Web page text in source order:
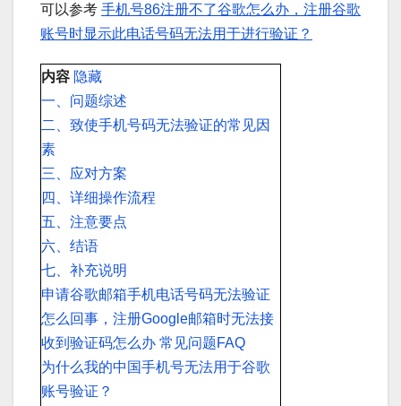
可以参考 手机号86注册不了谷歌怎么办，注册谷歌
账号时显示此电话号码无法用于进行验证？
内容 隐藏
一、问题综述
二、致使手机号码无法验证的常见因
素
三、应对方案
四、详细操作流程
五、注意要点
六、结语
七、补充说明
申请谷歌邮箱手机电话号码无法验证
怎么回事，注册Google邮箱时无法接
收到验证码怎么办 常见问题FAQ
为什么我的中国手机号无法用于谷歌
账号验证？